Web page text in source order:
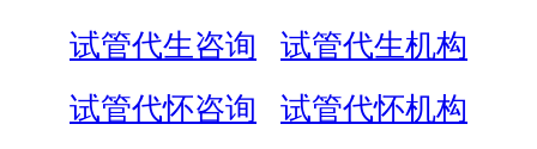
试管代生咨询
试管代生机构
试管代怀咨询
试管代怀机构